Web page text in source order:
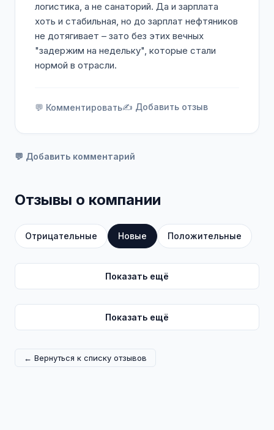
логистика, а не санаторий. Да и зарплата
хоть и стабильная, но до зарплат нефтяников
не дотягивает – зато без этих вечных
"задержим на недельку", которые стали
нормой в отрасли.
💬 Комментировать✍️ Добавить отзыв
💬 Добавить комментарий
Отзывы о компании
Отрицательные Новые Положительные
Показать ещё
Показать ещё
← Вернуться к списку отзывов